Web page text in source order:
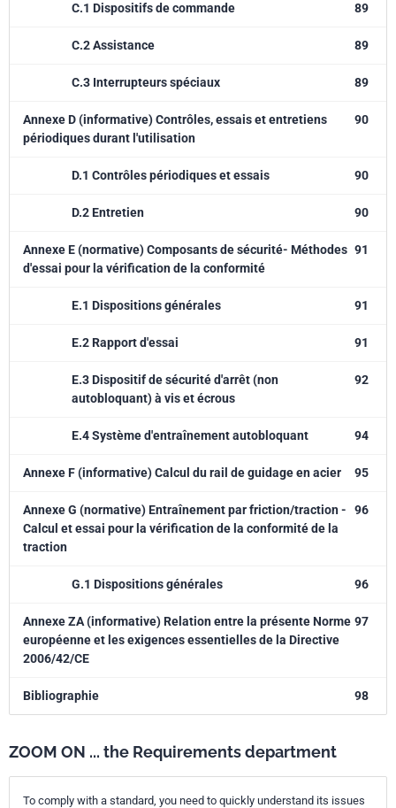
C.1 Dispositifs de commande 89
C.2 Assistance 89
C.3 Interrupteurs spéciaux 89
Annexe D (informative) Contrôles, essais et entretiens
périodiques durant l'utilisation
90
D.1 Contrôles périodiques et essais 90
D.2 Entretien 90
Annexe E (normative) Composants de sécurité- Méthodes
d'essai pour la vérification de la conformité
91
E.1 Dispositions générales 91
E.2 Rapport d'essai 91
E.3 Dispositif de sécurité d'arrêt (non
autobloquant) à vis et écrous
92
E.4 Système d'entraînement autobloquant 94
Annexe F (informative) Calcul du rail de guidage en acier 95
Annexe G (normative) Entraînement par friction/traction -
Calcul et essai pour la vérification de la conformité de la
traction
96
G.1 Dispositions générales 96
Annexe ZA (informative) Relation entre la présente Norme
européenne et les exigences essentielles de la Directive
2006/42/CE
97
Bibliographie 98
ZOOM ON ... the Requirements department
To comply with a standard, you need to quickly understand its issues